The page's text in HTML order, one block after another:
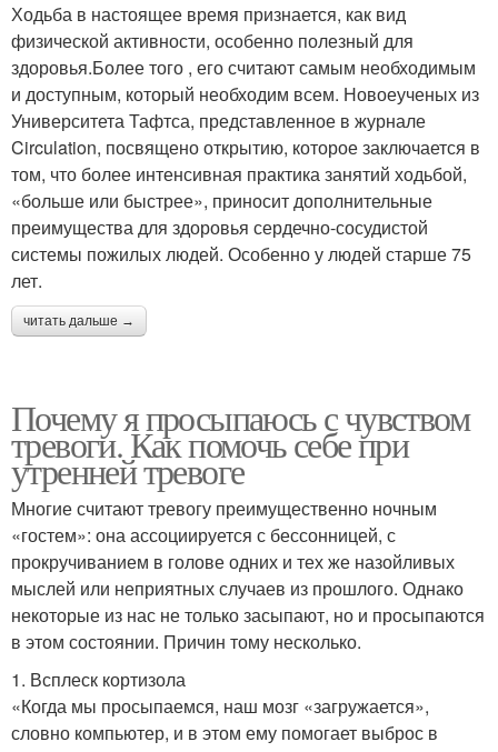
Ходьба в настоящее время признается, как вид
физической активности, особенно полезный для
здоровья.Более того , его считают самым необходимым
и доступным, который необходим всем. Новоеученых из
Университета Тафтса, представленное в журнале
Circulation, посвящено открытию, которое заключается в
том, что более интенсивная практика занятий ходьбой,
«больше или быстрее», приносит дополнительные
преимущества для здоровья сердечно-сосудистой
системы пожилых людей. Особенно у людей старше 75
лет.
читать дальше →
Почему я просыпаюсь с чувством
тревоги. Как помочь себе при
утренней тревоге
Многие считают тревогу преимущественно ночным
«гостем»: она ассоциируется с бессонницей, с
прокручиванием в голове одних и тех же назойливых
мыслей или неприятных случаев из прошлого. Однако
некоторые из нас не только засыпают, но и просыпаются
в этом состоянии. Причин тому несколько.
1. Всплеск кортизола
«Когда мы просыпаемся, наш мозг «загружается»,
словно компьютер, и в этом ему помогает выброс в